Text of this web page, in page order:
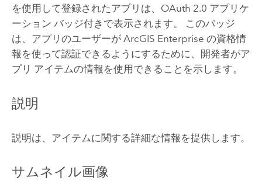
を使用して登録されたアプリは、OAuth 2.0 アプリケ
ーション バッジ付きで表示されます。 このバッジ
は、アプリのユーザーが ArcGIS Enterprise の資格情
報を使って認証できるようにするために、開発者がア
プリ アイテムの情報を使用できることを示します。
説明
説明は、アイテムに関する詳細な情報を提供します。
サムネイル画像